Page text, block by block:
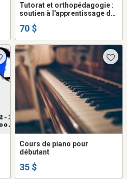
Tutorat et orthopédagogie :
soutien à l'apprentissage de
mathématiques : 1-2-3-4
70 $
Cours de piano pour
débutant
35 $